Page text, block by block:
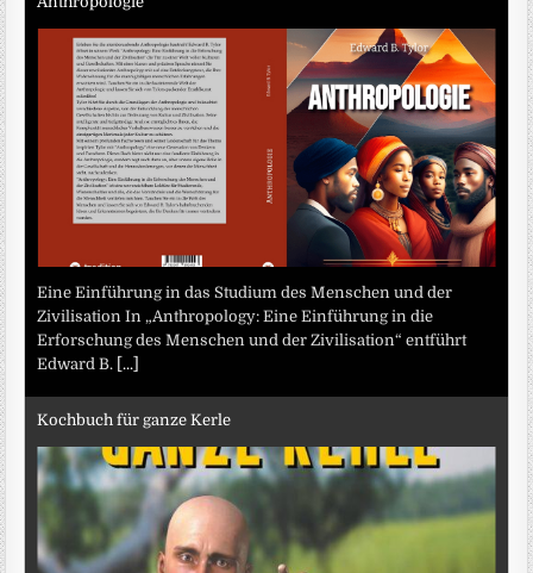
Eine Einführung in das Studium des Menschen und der
Zivilisation In „Anthropology: Eine Einführung in die
Erforschung des Menschen und der Zivilisation“ entführt
Edward B. [...]
Kochbuch für ganze Kerle